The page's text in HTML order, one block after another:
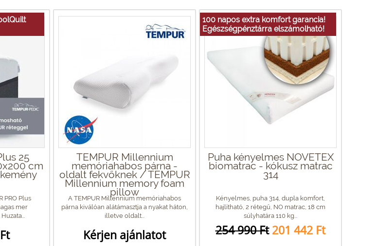
25
cm
PRO Plus
mer
TEMPUR Millennium
memóriahabos párna -
oldalt fekvőknek / TEMPUR
Millennium memory foam
pillow
A TEMPUR Millennium memóriahabos
párna kiválóan alátámasztja a nyakat háton,
illetve oldalt...
Kérjen ajánlatot
100 napos extra komfort garancia!
Egészségpénztárra elszámolható!
Puha kényelmes NOVETEX
biomatrac - kókusz matrac
314
Kényelmes, puha 314, dupla komfort,
hajlítható, 2 rétegű, NO matrac, 18 cm
súlyhatára 110 kg...
254 990 Ft 201 442 Ft